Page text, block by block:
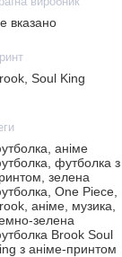
вказано
Soul King
аніме
футболка з
зелена
One Piece,
аніме, музика,
зелена
Brook Soul
з аніме-принтом